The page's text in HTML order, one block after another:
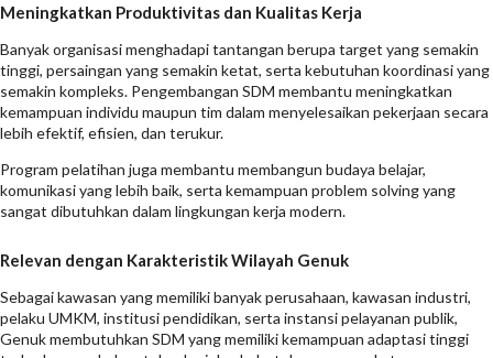
Meningkatkan Produktivitas dan Kualitas Kerja
Banyak organisasi menghadapi tantangan berupa target yang semakin
tinggi, persaingan yang semakin ketat, serta kebutuhan koordinasi yang
semakin kompleks. Pengembangan SDM membantu meningkatkan
kemampuan individu maupun tim dalam menyelesaikan pekerjaan secara
lebih efektif, efisien, dan terukur.
Program pelatihan juga membantu membangun budaya belajar,
komunikasi yang lebih baik, serta kemampuan problem solving yang
sangat dibutuhkan dalam lingkungan kerja modern.
Relevan dengan Karakteristik Wilayah Genuk
Sebagai kawasan yang memiliki banyak perusahaan, kawasan industri,
pelaku UMKM, institusi pendidikan, serta instansi pelayanan publik,
Genuk membutuhkan SDM yang memiliki kemampuan adaptasi tinggi